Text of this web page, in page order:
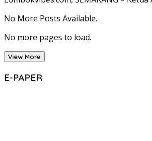
No More Posts Available.
No more pages to load.
View More
E-PAPER